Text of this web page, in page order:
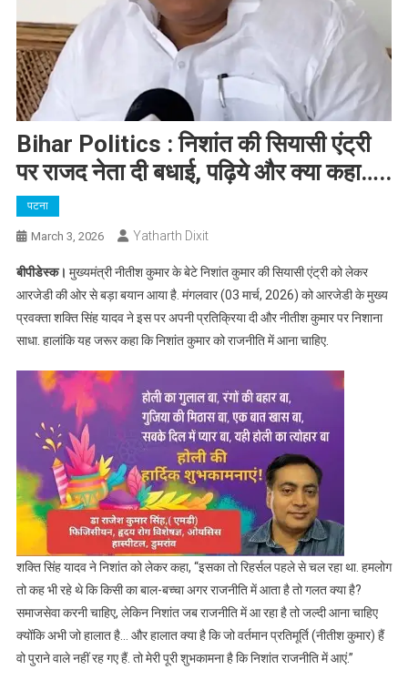
Bihar Politics : निशांत की सियासी एंट्री
पर राजद नेता दी बधाई, पढ़िये और क्या कहा…..
पटना
March 3, 2026 Yatharth Dixit
बीपीडेस्क। मुख्यमंत्री नीतीश कुमार के बेटे निशांत कुमार की सियासी एंट्री को लेकर
आरजेडी की ओर से बड़ा बयान आया है. मंगलवार (03 मार्च, 2026) को आरजेडी के मुख्य
प्रवक्ता शक्ति सिंह यादव ने इस पर अपनी प्रतिक्रिया दी और नीतीश कुमार पर निशाना
साधा. हालांकि यह जरूर कहा कि निशांत कुमार को राजनीति में आना चाहिए.
शक्ति सिंह यादव ने निशांत को लेकर कहा, “इसका तो रिहर्सल पहले से चल रहा था. हमलोग
तो कह भी रहे थे कि किसी का बाल-बच्चा अगर राजनीति में आता है तो गलत क्या है?
समाजसेवा करनी चाहिए, लेकिन निशांत जब राजनीति में आ रहा है तो जल्दी आना चाहिए
क्योंकि अभी जो हालात है… और हालात क्या है कि जो वर्तमान प्रतिमूर्ति (नीतीश कुमार) हैं
वो पुराने वाले नहीं रह गए हैं. तो मेरी पूरी शुभकामना है कि निशांत राजनीति में आएं.”